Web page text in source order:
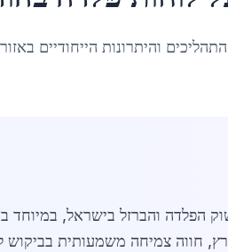
והיתרונות הייחודיים
חווה צמיחה משמעותית בביקוש